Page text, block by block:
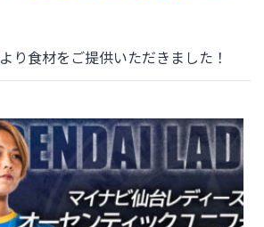
り食材をご提供いただきました！